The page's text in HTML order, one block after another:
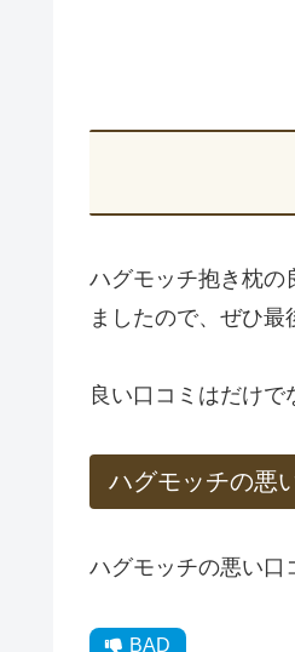
ハグモッチ抱き枕
ましたので、ぜひ
良い口コミはだけで
ハグモッチの悪
ハグモッチの悪い口
BAD